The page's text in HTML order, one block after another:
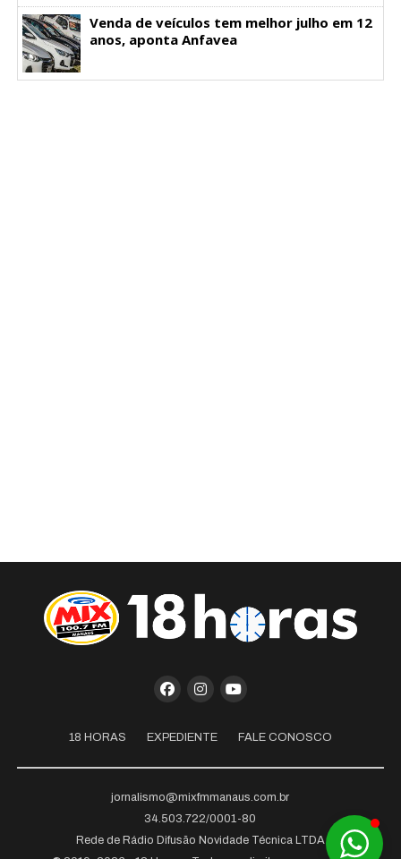
Venda de veículos tem melhor julho em 12
anos, aponta Anfavea
18 HORAS EXPEDIENTE FALE CONOSCO
jornalismo@mixfmmanaus.com.br
34.503.722/0001-80
Rede de Rádio Difusão Novidade Técnica LTDA